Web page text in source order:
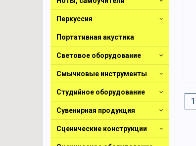
Перкуссия
Портативная акустика
Световое оборудование
Смычковые инструменты
Студийное оборудование
Сувенирная продукция
Сценические конструкции
1